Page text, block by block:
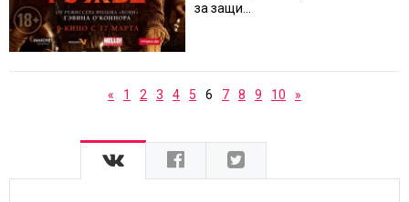
за защи...
« 1 2 3 4 5 6 7 8 9 10 »